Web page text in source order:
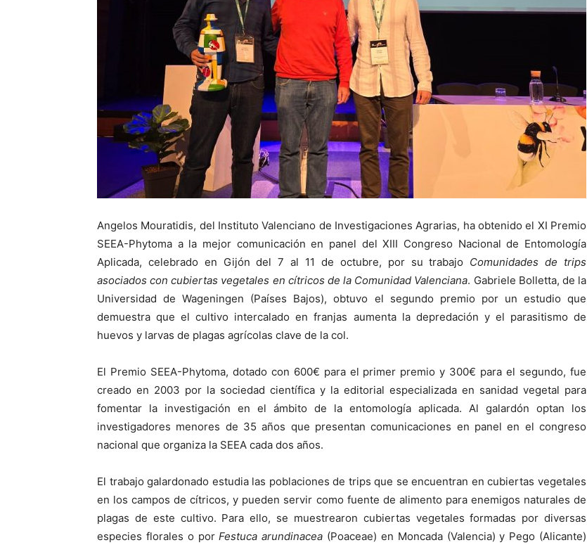
Angelos Mouratidis, del Instituto Valenciano de Investigaciones Agrarias, ha obtenido el XI Premio
SEEA-Phytoma a la mejor comunicación en panel del XIII Congreso Nacional de Entomología
Aplicada, celebrado en Gijón del 7 al 11 de octubre, por su trabajo Comunidades de trips
asociados con cubiertas vegetales en cítricos de la Comunidad Valenciana. Gabriele Bolletta, de la
Universidad de Wageningen (Países Bajos), obtuvo el segundo premio por un estudio que
demuestra que el cultivo intercalado en franjas aumenta la depredación y el parasitismo de
huevos y larvas de plagas agrícolas clave de la col.
El Premio SEEA-Phytoma, dotado con 600€ para el primer premio y 300€ para el segundo, fue
creado en 2003 por la sociedad científica y la editorial especializada en sanidad vegetal para
fomentar la investigación en el ámbito de la entomología aplicada. Al galardón optan los
investigadores menores de 35 años que presentan comunicaciones en panel en el congreso
nacional que organiza la SEEA cada dos años.
El trabajo galardonado estudia las poblaciones de trips que se encuentran en cubiertas vegetales
en los campos de cítricos, y pueden servir como fuente de alimento para enemigos naturales de
plagas de este cultivo. Para ello, se muestrearon cubiertas vegetales formadas por diversas
especies florales o porFestuca arundinacea (Poaceae) en Moncada (Valencia) y Pego (Alicante)